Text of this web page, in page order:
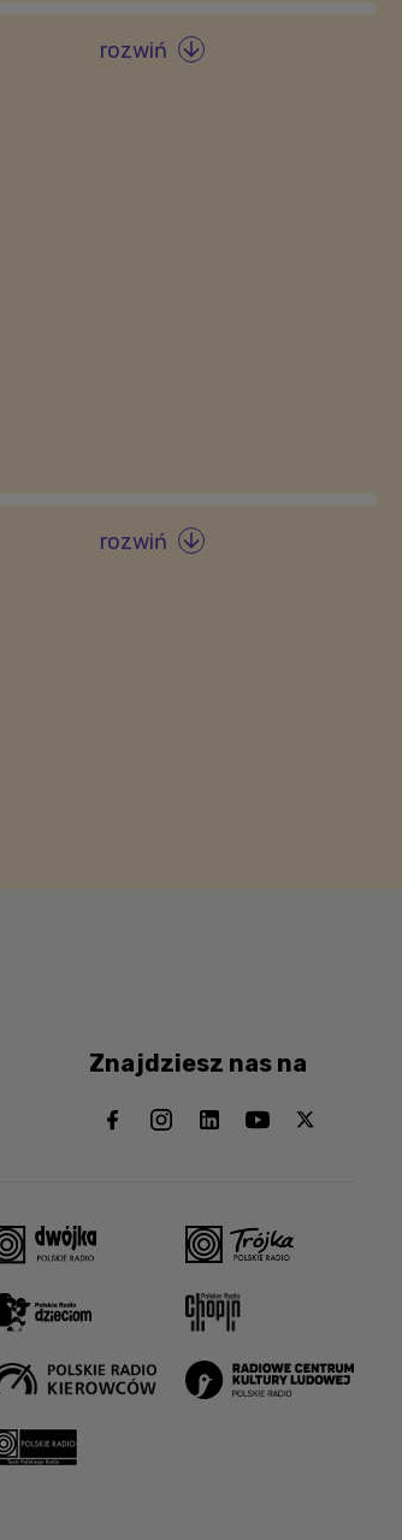
rozwiń 
rozwiń 
Znajdziesz nas na